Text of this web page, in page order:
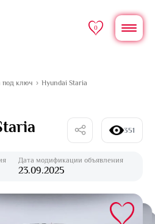
0
под ключ Hyundai Staria
351
Дата модификации объявления
23.09.2025